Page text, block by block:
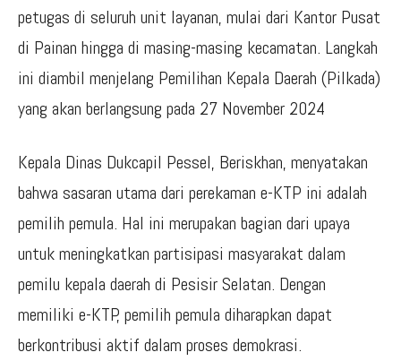
petugas di seluruh unit layanan, mulai dari Kantor Pusat
di Painan hingga di masing-masing kecamatan. Langkah
ini diambil menjelang Pemilihan Kepala Daerah (Pilkada)
yang akan berlangsung pada 27 November 2024
Kepala Dinas Dukcapil Pessel, Beriskhan, menyatakan
bahwa sasaran utama dari perekaman e-KTP ini adalah
pemilih pemula. Hal ini merupakan bagian dari upaya
untuk meningkatkan partisipasi masyarakat dalam
pemilu kepala daerah di Pesisir Selatan. Dengan
memiliki e-KTP, pemilih pemula diharapkan dapat
berkontribusi aktif dalam proses demokrasi.